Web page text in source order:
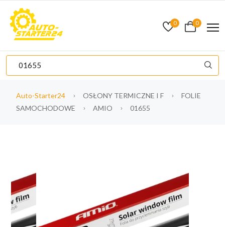
0 0
Auto-Starter24 OSŁONY TERMICZNE I F
FOLIE
SAMOCHODOWE
AMIO 01655